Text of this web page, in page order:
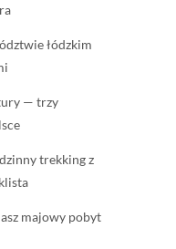
łódzkim
— trzy
trekking z
majowy pobyt